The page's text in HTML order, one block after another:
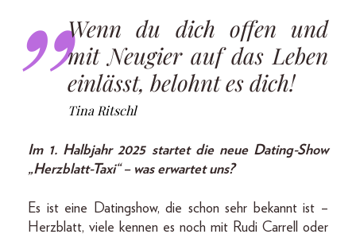
Wenn du dich offen und
mit Neugier auf das Leben
einlässt, belohnt es dich!
Tina Ritschl
Im 1. Halbjahr 2025 startet die neue Dating-Show
„Herzblatt-Taxi“ – was erwartet uns?
Es ist eine Datingshow, die schon sehr bekannt ist –
Herzblatt, viele kennen es noch mit Rudi Carrell oder